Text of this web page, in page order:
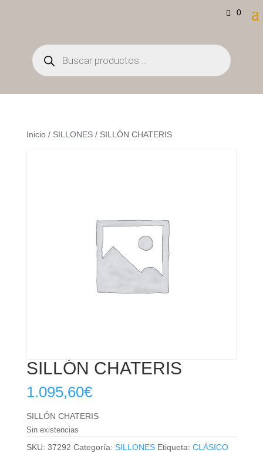
0
Búsqueda
de
productos
Inicio/ SILLONES/ SILLÓN CHATERIS
SILLÓN CHATERIS
1.095,60€
SILLÓN CHATERIS
Sin existencias
SKU: 37292 Categoría: SILLONES Etiqueta: CLÁSICO